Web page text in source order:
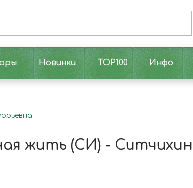
Новинки TOP100 Инфо
жить (СИ) -